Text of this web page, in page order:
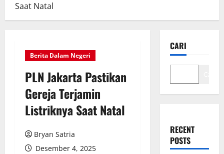
Saat Natal
Berita Dalam Negeri
PLN Jakarta Pastikan
Gereja Terjamin
Listriknya Saat Natal
Bryan Satria
Desember 4, 2025
CARI
RECENT
POSTS